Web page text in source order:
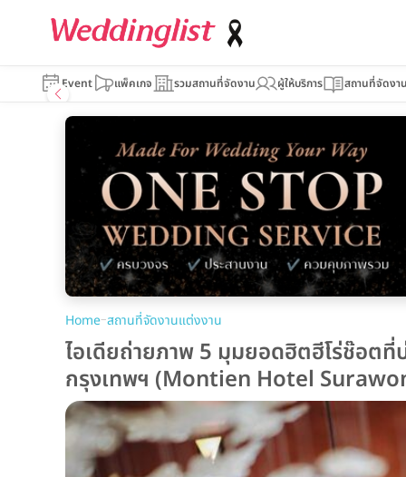
Event แพ็คเกจ รวมสถานที่จัดงาน ผู้ให้บริการ สถานที่จัดงา
Home–สถานที่จัดงานแต่งงาน
ไอเดียถ่ายภาพ 5 มุมยอดฮิตฮีโร่ช๊อต
กรุงเทพฯ (Montien Hotel